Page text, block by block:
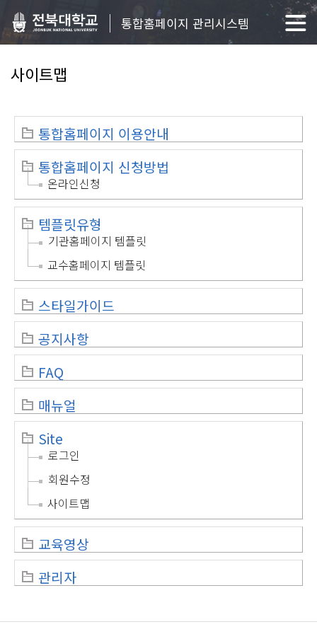
통합홈페이지 관리시스템
사이트맵
통합홈페이지 이용안내
통합홈페이지 신청방법
온라인신청
템플릿유형
기관홈페이지 템플릿
교수홈페이지 템플릿
스타일가이드
공지사항
FAQ
매뉴얼
Site
로그인
회원수정
사이트맵
교육영상
관리자